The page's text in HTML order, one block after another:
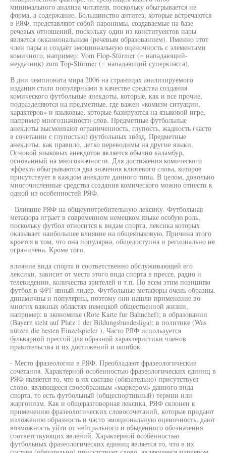
минимального анализа читателя, поскольку обыгрывается не
форма, а содержание. Большинство антитез, которые встречаются
в РЯФ, представляют собой паронимы, создаваемые на базе
речевых отношений, поскольку один из конституентов пары
является окказиональным (речевым образованием). Именно этот
член пары и создаёт эмоциональную оценочность с элементами
комичного, например: Vom Flop-Stürmer (= нападающий-
неудачник) zum Top-Stürmer (= нападающий суперкласса).
В дни чемпионата мира 2006 на страницах анализируемого
издания стали популярными в качестве средства создания
комического футбольные анекдоты, которые, как и все прочие,
подразделяются на предметные, где важен «комизм ситуации,
характеров» и языковые, которые базируются на языковой игре,
например многозначности слов. Предметные футбольные
анекдоты высмеивают ограниченность, глупость, жадность (часто
в сочетании с глупостью) футбольных звёзд. Предметные
анекдоты, как правило, легко переводимы на другие языки.
Основой языковых анекдотов является обычно каламбур,
основанный на многозначности. Для достижения комического
эффекта обыгрываются два значения ключевого слова, которое
присутствует в каждом анекдоте данного типа. В целом, довольно
многочисленные средства создания комического можно отнести к
одной из особенностей РЯФ.
- Влияние РЯФ на общеупотребительную лексику. Футбольная
метафора играет в современном немецком языке особую роль,
поскольку футбол относится к видам спорта, лексика которых
оказывает наибольшее влияние на общеязыковую. Причина этого
кроется в том, что она популярна, общедоступна и регионально не
ограничена. Кроме того,
влияние вида спорта и соответственно обслуживающей его
лексики, зависит от места этого вида спорта в прессе, радио и
телевидении, количества зрителей и т.п. По всем этим позициям
футбол в ФРГ явный лидер. Футбольные метафоры очень образны,
динамичны и популярны, поэтому они нашли применение во
многих важных областях немецкой общественной жизни,
например: в экономике (Rote Karte fur Bahnchef); в образовании
(Bayern steht auf Platz 1 der Bildungsbundesliga); в политике (Was
nützen die besten Einzelspieler ). Часто РЯФ используется
бульварной прессой для образной характеристики членов
правительства и их достижений и ошибок.
- Место фразеологии в РЯФ. Преобладают фразеологические
сочетания. Характерной особенностью фразеологических единиц в
РЯФ является то, что в их составе (обязательно) присутствует
слово, являющееся своеобразным «маркером» данного вида
спорта, то есть футбольный (общеспортивный) термин или
жаргонизм. Как и общеразговорная лексика, РЯФ склонен к
применению фразеологических словосочетаний, которые придают
изложению образность и часто эмоциональную оценочность, дают
возможность уйти от нейтрального и обыденного обозначения
соответствующих явлений. Характерной особенностью
футбольных фразеологических единиц является то, что в их